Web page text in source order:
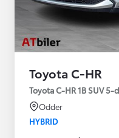
Toyota C-HR
Toyota C-HR 1B SUV 5-
Odder
HYBRID